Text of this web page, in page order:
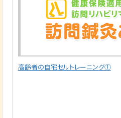
高齢者の自宅セルトレーニング①